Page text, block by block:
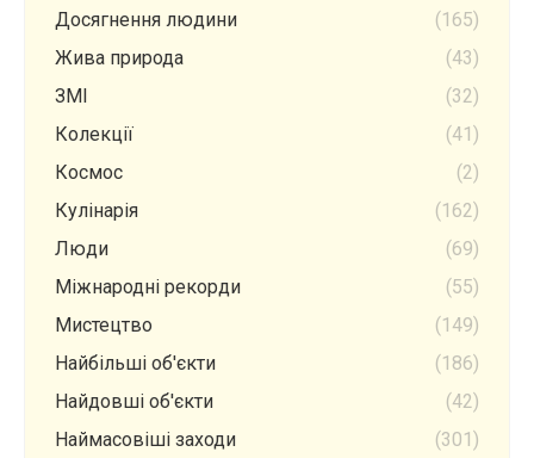
Досягнення людини
(165)
Жива природа
(43)
ЗМІ
(32)
Колекції
(41)
Космос
(2)
Кулінарія
(162)
Люди
(69)
Міжнародні рекорди
(55)
Мистецтво
(149)
Найбільші об'єкти
(186)
Найдовші об'єкти
(42)
Наймасовіші заходи
(301)